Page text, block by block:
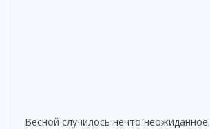
Весной случилось нечто неожиданное.